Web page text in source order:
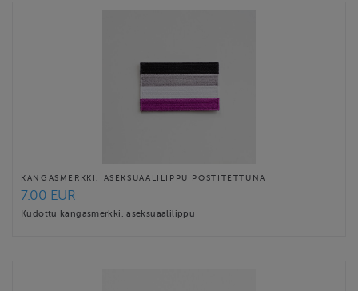
KANGASMERKKI, ASEKSUAALILIPPU POSTITETTUNA
7.00 EUR
Kudottu kangasmerkki, aseksuaalilippu